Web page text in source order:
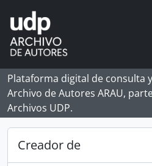
Skip to main content
Plataforma digital de consulta
Archivo de Autores ARAU,
Archivos UDP.
Creador de